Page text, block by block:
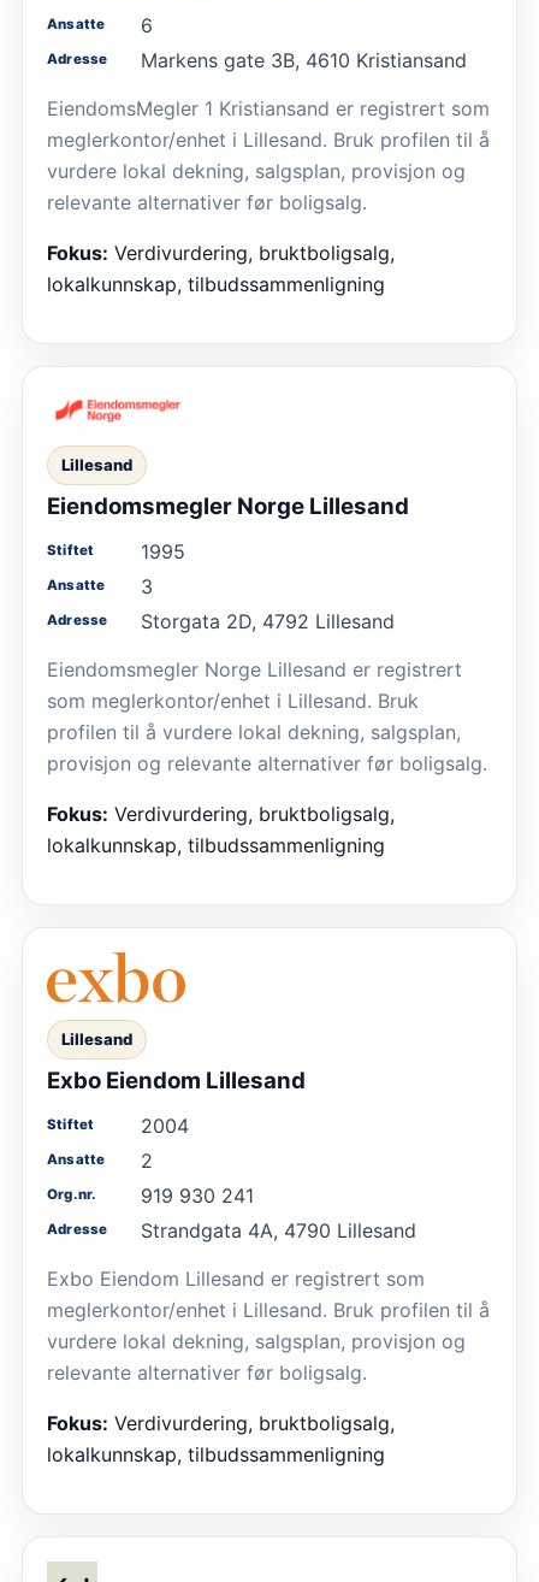
Ansatte 6
Adresse
Markens gate 3B, 4610 Kristiansand
EiendomsMegler 1 Kristiansand er registrert som
meglerkontor/enhet i Lillesand. Bruk profilen til å
vurdere lokal dekning, salgsplan, provisjon og
relevante alternativer før boligsalg.
Fokus: Verdivurdering, bruktboligsalg,
lokalkunnskap, tilbudssammenligning
Lillesand
Eiendomsmegler Norge Lillesand
Stiftet 1995
Ansatte 3
Adresse
Storgata 2D, 4792 Lillesand
Eiendomsmegler Norge Lillesand er registrert
som meglerkontor/enhet i Lillesand. Bruk
profilen til å vurdere lokal dekning, salgsplan,
provisjon og relevante alternativer før boligsalg.
Fokus: Verdivurdering, bruktboligsalg,
lokalkunnskap, tilbudssammenligning
Lillesand
Exbo Eiendom Lillesand
Stiftet 2004
Ansatte 2
Org.nr. 919 930 241
Adresse
Strandgata 4A, 4790 Lillesand
Exbo Eiendom Lillesand er registrert som
meglerkontor/enhet i Lillesand. Bruk profilen til å
vurdere lokal dekning, salgsplan, provisjon og
relevante alternativer før boligsalg.
Fokus: Verdivurdering, bruktboligsalg,
lokalkunnskap, tilbudssammenligning